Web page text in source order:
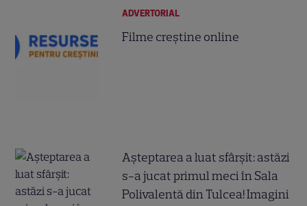
ADVERTORIAL
Filme creștine online
Așteptarea a luat sfârșit: astăzi
s-a jucat primul meci în Sala
Polivalentă din Tulcea! Imagini